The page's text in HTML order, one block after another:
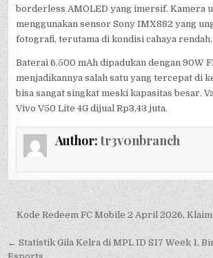
borderless AMOLED yang imersif. Kamera
menggunakan sensor Sony IMX882 yang
fotografi, terutama di kondisi cahaya rendah.
Baterai 6.500 mAh dipadukan dengan 90W
menjadikannya salah satu yang tercepat di
bisa sangat singkat meski kapasitas besar.
Vivo V50 Lite 4G dijual Rp3,43 juta.
Author:tr3v0nbranch
Post
navigation
Kode Redeem FC Mobile 2 April 2026, Klaim
← Statistik Gila Kelra di MPL ID S17 Week 1,